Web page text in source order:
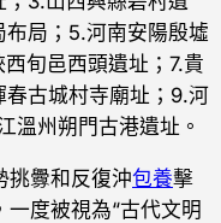
局；5.河南安陽殷墟
西旬邑西頭遺址；7.貴
古城村寺廟址；9.河
溫州朔門古港遺址。
挑釁和反復沖包養擊
度被視為“古代文明